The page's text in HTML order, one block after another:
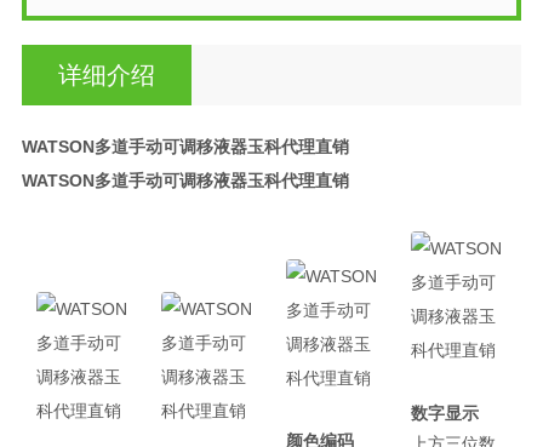
详细介绍
WATSON多道手动可调移液器玉科代理直销
WATSON多道手动可调移液器玉科代理直销
颜色编码
数字显示
上方三位数